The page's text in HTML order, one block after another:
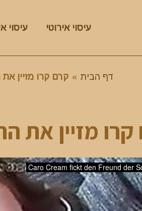
עיסוי אירוטי עיסוי
דף הבית » קרם קרו מזיין
מזיין את